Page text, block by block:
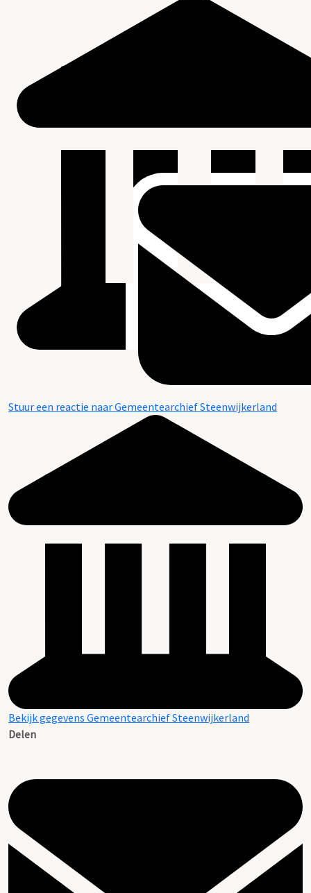
Stuur een reactie naar Gemeentearchief Steenwijkerland
Bekijk gegevens Gemeentearchief Steenwijkerland
Delen